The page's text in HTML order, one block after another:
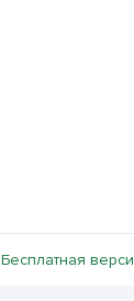
Бесплатная